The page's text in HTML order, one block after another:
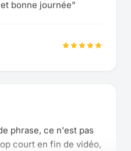
phrase, ce n'est pas
tronquées.